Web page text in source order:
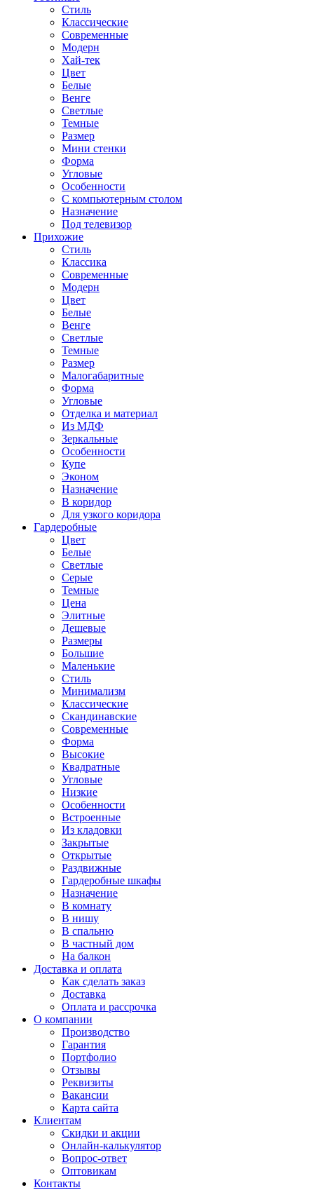
Стиль
Классические
Современные
Модерн
Хай-тек
Цвет
Белые
Венге
Светлые
Темные
Размер
Мини стенки
Форма
Угловые
Особенности
С компьютерным столом
Назначение
Под телевизор
Прихожие
Стиль
Классика
Современные
Модерн
Цвет
Белые
Венге
Светлые
Темные
Размер
Малогабаритные
Форма
Угловые
Отделка и материал
Из МДФ
Зеркальные
Особенности
Купе
Эконом
Назначение
В коридор
Для узкого коридора
Гардеробные
Цвет
Белые
Светлые
Серые
Темные
Цена
Элитные
Дешевые
Размеры
Большие
Маленькие
Стиль
Минимализм
Классические
Скандинавские
Современные
Форма
Высокие
Квадратные
Угловые
Низкие
Особенности
Встроенные
Из кладовки
Закрытые
Открытые
Раздвижные
Гардеробные шкафы
Назначение
В комнату
В нишу
В спальню
В частный дом
На балкон
Доставка и оплата
Как сделать заказ
Доставка
Оплата и рассрочка
О компании
Производство
Гарантия
Портфолио
Отзывы
Реквизиты
Вакансии
Карта сайта
Клиентам
Скидки и акции
Онлайн-калькулятор
Вопрос-ответ
Оптовикам
Контакты